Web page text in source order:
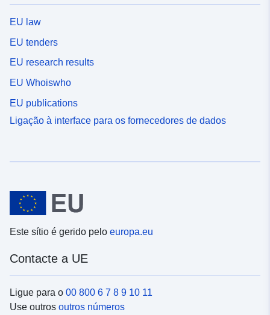
EU law
EU tenders
EU research results
EU Whoiswho
EU publications
Ligação à interface para os fornecedores de dados
Este sítio é gerido pelo europa.eu
Contacte a UE
Ligue para o 00 800 6 7 8 9 10 11
Use outros outros números